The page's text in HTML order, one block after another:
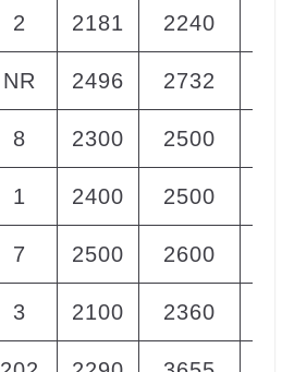
2 2181 2240
NR 2496 2732
8 2300 2500
1 2400 2500
7 2500 2600
3 2100 2360